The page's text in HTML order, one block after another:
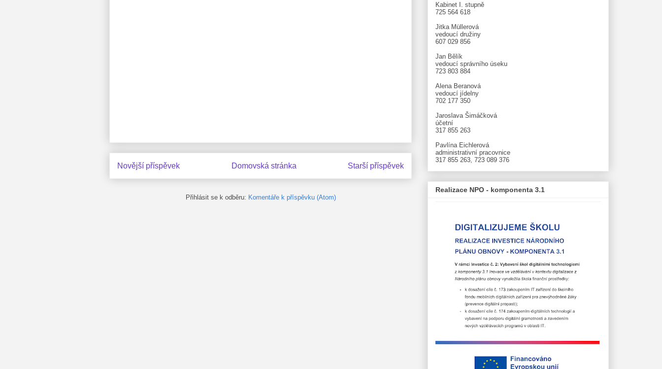
Novější příspěvek Starší příspěvek
Domovská stránka
Přihlásit se k odběru: Komentáře k příspěvku (Atom)
Kabinet I. stupně
725 564 618
Jitka Müllerová
vedoucí družiny
607 029 856
Jan Bělík
vedoucí správního úseku
723 803 884
Alena Beranová
vedoucí jídelny
702 177 350
Jaroslava Šimáčková
účetní
317 855 263
Pavlína Eichlerová
administrativní pracovnice
317 855 263, 723 089 376
Realizace NPO - komponenta 3.1